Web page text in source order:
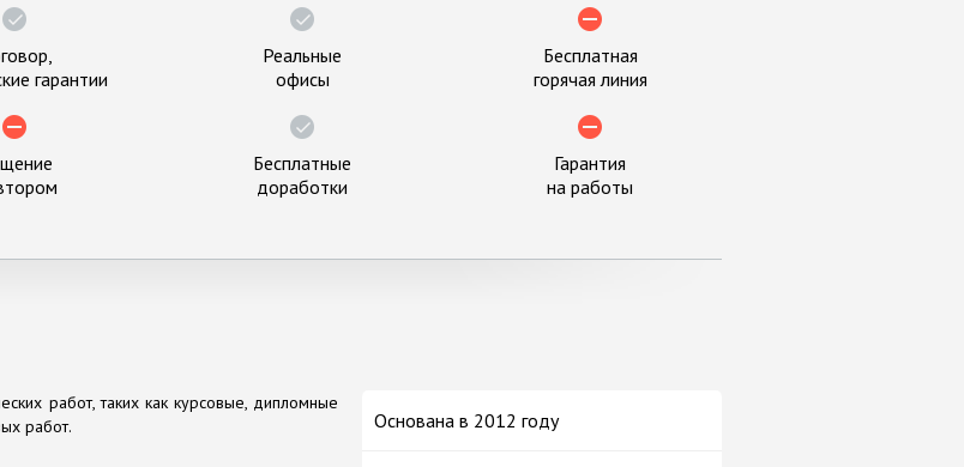
гарантии
Реальные
офисы
Бесплатная
горячая линия
Бесплатные
доработки
Гарантия
на работы
работ, таких как курсовые, дипломные
работ.
Основана в 2012 году